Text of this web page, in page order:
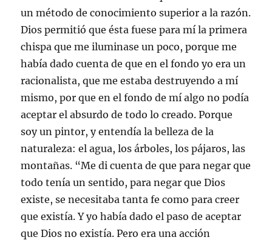
un método de conocimiento superior a la razón.
Dios permitió que ésta fuese para mí la primera
chispa que me iluminase un poco, porque me
había dado cuenta de que en el fondo yo era un
racionalista, que me estaba destruyendo a mí
mismo, por que en el fondo de mí algo no podía
aceptar el absurdo de todo lo creado. Porque
soy un pintor, y entendía la belleza de la
naturaleza: el agua, los árboles, los pájaros, las
montañas. “Me di cuenta de que para negar que
todo tenía un sentido, para negar que Dios
existe, se necesitaba tanta fe como para creer
que existía. Y yo había dado el paso de aceptar
que Dios no existía. Pero era una acción